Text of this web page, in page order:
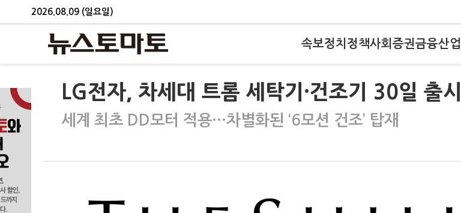
2026.08.09 (일요일)
속보정치 정책사회 증권금융산업
LG전자, 차세대 트롬 세탁기·건조기 30일 출시
세계 최초 DD모터 적용…차별화된 ‘6모션 건조’ 탑재